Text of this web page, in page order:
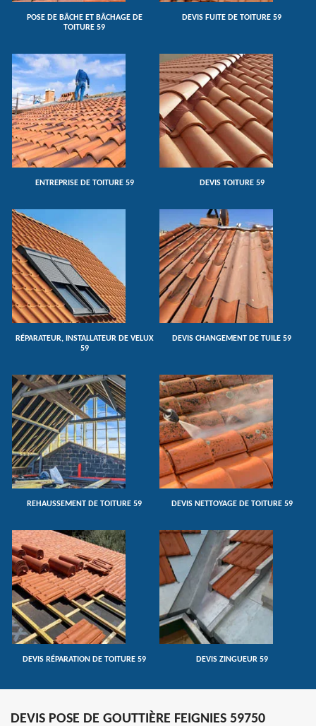
POSE DE BÂCHE ET BÂCHAGE DE
TOITURE 59
DEVIS FUITE DE TOITURE 59
ENTREPRISE DE TOITURE 59 DEVIS TOITURE 59
RÉPARATEUR, INSTALLATEUR DE VELUX
59
DEVIS CHANGEMENT DE TUILE 59
REHAUSSEMENT DE TOITURE 59 DEVIS NETTOYAGE DE TOITURE 59
DEVIS RÉPARATION DE TOITURE 59 DEVIS ZINGUEUR 59
DEVIS POSE DE GOUTTIÈRE FEIGNIES 59750